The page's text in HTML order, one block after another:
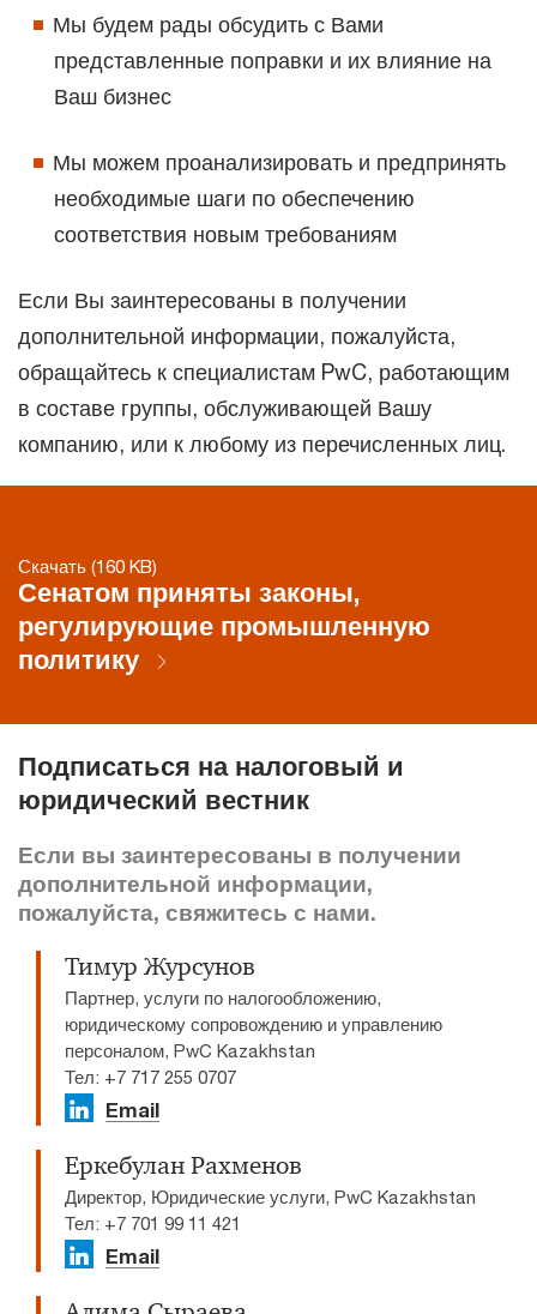
Мы будем рады обсудить с Вами
представленные поправки и их влияние на
Ваш бизнес
Мы можем проанализировать и предпринять
необходимые шаги по обеспечению
соответствия новым требованиям
Если Вы заинтересованы в получении
дополнительной информации, пожалуйста,
обращайтесь к специалистам PwC, работающим
в составе группы, обслуживающей Вашу
компанию, или к любому из перечисленных лиц.
Скачать (160 KB)
Сенатом приняты законы,
регулирующие промышленную
политику
Подписаться на налоговый и
юридический вестник
Если вы заинтересованы в получении
дополнительной информации,
пожалуйста, свяжитесь с нами.
Тимур Журсунов
Партнер, услуги по налогообложению,
юридическому сопровождению и управлению
персоналом, PwC Kazakhstan
Тел: +7 717 255 0707​
Email
Еркебулан Рахменов
Директор, Юридические услуги, PwC Kazakhstan
Тел: +7 701 99 11 421
Email